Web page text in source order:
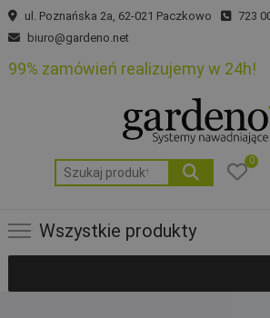
Skip
to
ul. Poznańska 2a, 62-021 Paczkowo
723
biuro@gardeno.net
99% zamówień realizujemy w 24h!
Szukaj:
0
Wszystkie produkty